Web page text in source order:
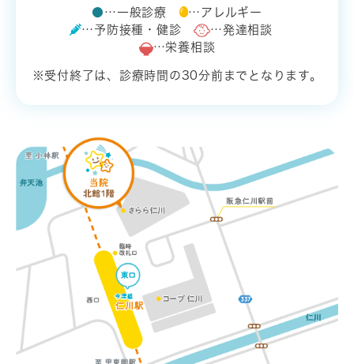
● …一般診療
…アレルギー
…予防接種・健診
…発達相談
…栄養相談
※受付終了は、診療時間の30分前までとなります。